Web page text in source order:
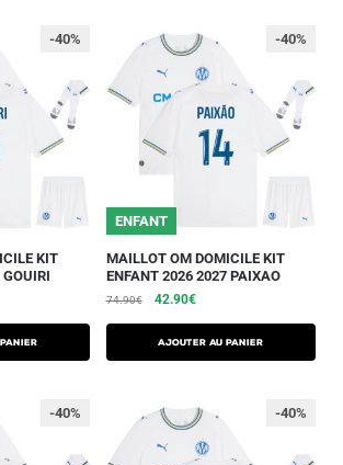
-40%
KIT
ENFANT
-40%
MAILLOT OM DOMICILE KIT
ENFANT 2026 2027 PAIXAO
74.90€ 42.90€
AJOUTER AU PANIER
-40% -40%